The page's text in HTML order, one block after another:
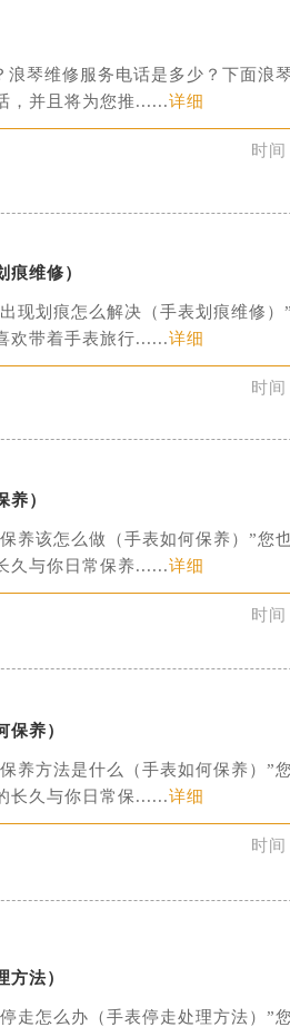
琴维修服务电话是多少？下面浪
，并且将为您推......详细
时间
维修）
现划痕怎么解决（手表划痕维修）
欢带着手表旅行......详细
时间
）
养该怎么做（手表如何保养）”您
久与你日常保养......详细
时间
养）
养方法是什么（手表如何保养）”
长久与你日常保......详细
时间
法）
走怎么办（手表停走处理方法）”